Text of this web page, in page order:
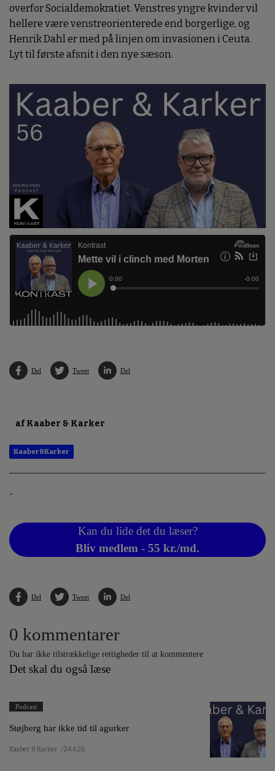
overfor Socialdemokratiet. Venstres yngre kvinder vil
hellere være venstreorienterede end borgerlige, og
Henrik Dahl er med på linjen om invasionen i Ceuta.
Lyt til første afsnit i den nye sæson.
Del Tweet Del
af Kaaber & Karker
Kaaber&Karker
-
Kan du lide det du læser?
Bliv medlem - 55 kr./md.
Del Tweet Del
0 kommentarer
Du har ikke tilstrækkelige rettigheder til at kommentere
Det skal du også læse
Podcast
Støjberg har ikke tid til agurker
Kaaber & Karker / 24.6.26